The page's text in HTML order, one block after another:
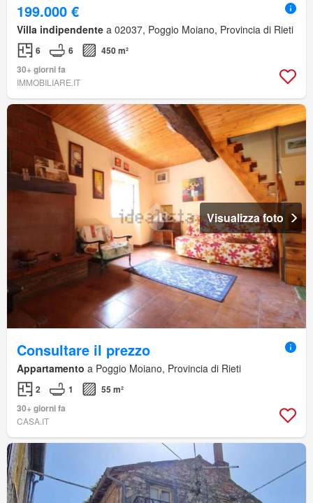
199.000 €
Villa indipendente a 02037, Poggio Moiano, Provincia di Rieti
6 6
450 m²
30+ giorni fa
IMMOBILIARE.IT
Visualizza foto
Consultare il prezzo
Appartamento a Poggio Moiano, Provincia di Rieti
2 1
55 m²
30+ giorni fa
CASA.IT